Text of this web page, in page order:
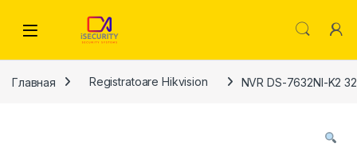
Главная Registratoare Hikvision NVR DS-7632NI-K2